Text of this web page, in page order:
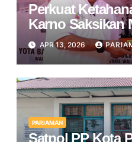
Perkuat
Karno Saksikan
Station dan
APR 13, 2026
PARIAMAN
Satpol PP Kota